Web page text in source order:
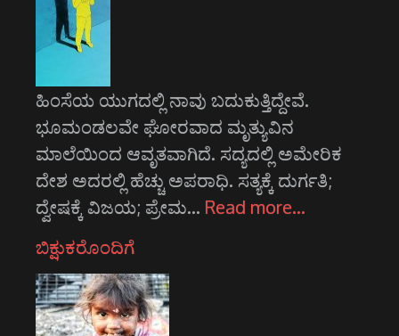
ಹಿಂಸೆಯ ಯುಗದಲ್ಲಿ ನಾವು ಬದುಕುತ್ತಿದ್ದೇವೆ.
ಭೂಮಂಡಲವೇ ಘೋರವಾದ ಮೃತ್ಯುವಿನ
ಮಾಲೆಯಿಂದ ಆವೃತವಾಗಿದೆ. ಸದ್ಯದಲ್ಲಿ ಅಮೇರಿಕ
ದೇಶ ಅದರಲ್ಲಿ ಹೆಚ್ಚು ಅಪರಾಧಿ. ಸತ್ಯಕ್ಕೆ ದುರ್ಗತಿ;
ದ್ವೇಷಕ್ಕೆ ವಿಜಯ; ಪ್ರೇಮ… Read more…
ಬಿಕ್ಷುಕರೊಂದಿಗೆ